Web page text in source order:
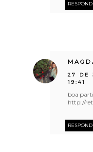
27 DE
19:41
boa
http://